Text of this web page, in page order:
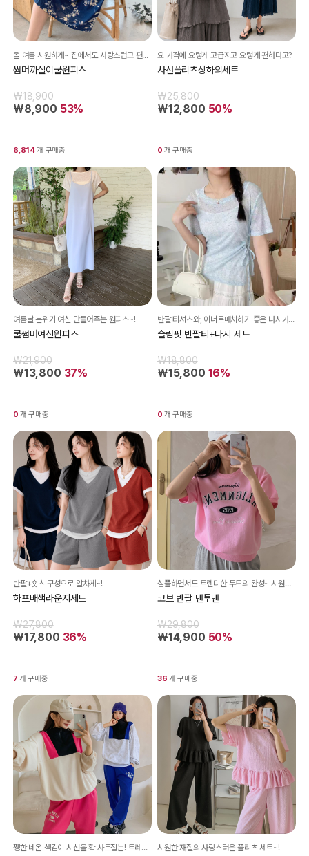
올 여름 시원하게~ 집에서도 사랑스럽고 편하게 입자구요~ 까실까실 너무 시원해!
썸머까실이쿨원피스
₩18,900
₩8,900 53%
6,814개 구매중
요 가격에 요렇게 고급지고 요렇게 편하다고?
사선플리츠상하의세트
₩25,800
₩12,800 50%
0 개 구매중
여름날 분위기 여신 만들어주는 원피스~!
쿨썸머여신원피스
₩21,900
₩13,800 37%
0 개 구매중
반팔 티셔츠와, 이너로매치하기 좋은 나시가 함께 구성되어 레이어드 스타일을 간편하게 완성할 수 있어요!
슬림핏 반팔티+나시 세트
₩18,800
₩15,800 16%
0 개 구매중
반팔+숏츠 구성으로 알차게~!
하프배색라운지세트
₩27,800
₩17,800 36%
7 개 구매중
심플하면서도 트렌디한 무드의 완성~ 시원한 반팔 맨투맨!
코브 반팔 맨투맨
₩29,800
₩14,900 50%
36 개 구매중
쨍한 네온 색감이 시선을 확 사로잡는! 트레이닝복 세트~! 시원한 재질의 사랑스러운 플리츠 세트~!